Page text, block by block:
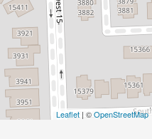
Leaflet | ©OpenStreetMap